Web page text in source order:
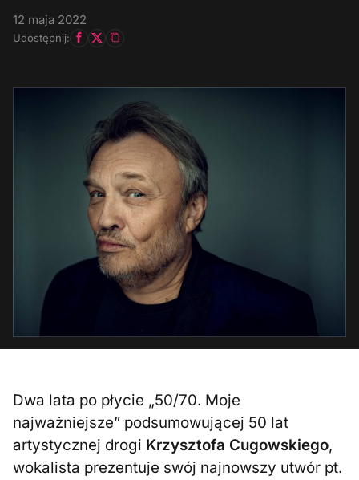
12 maja 2022
Udostępnij:
Dwa lata po płycie „50/70. Moje
najważniejsze” podsumowującej 50 lat
artystycznej drogi Krzysztofa Cugowskiego,
wokalista prezentuje swój najnowszy utwór pt.